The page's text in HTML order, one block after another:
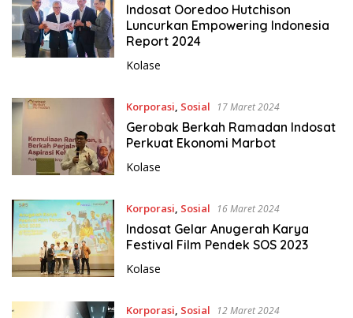
Indosat Ooredoo Hutchison
Luncurkan Empowering Indonesia
Report 2024
Kolase
Korporasi Sosial 17 Maret 2024
Gerobak Berkah Ramadan Indosat
Perkuat Ekonomi Marbot
Kolase
Korporasi Sosial 16 Maret 2024
Indosat Gelar Anugerah Karya
Festival Film Pendek SOS 2023
Kolase
Korporasi Sosial 12 Maret 2024